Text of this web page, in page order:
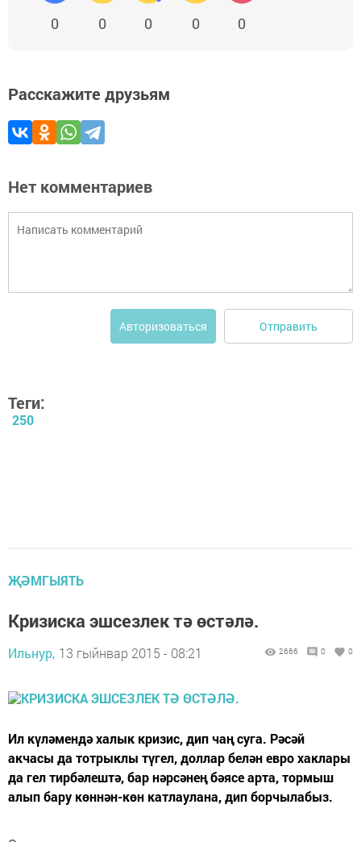
0 0 0 0 0
Расскажите друзьям
Нет комментариев
Авторизоваться Отправить
Теги:
250
ҖӘМГЫЯТЬ
Кризиска эшсезлек тә өстәлә.
Ильнур, 13 гыйнвар 2015 - 08:21 2666 0 0
Ил күләмендә халык кризис, дип чаң суга. Рәсәй
акчасы да тотрыклы түгел, доллар белән евро хаклары
да гел тирбәлештә, бар нәрсәнең бәясе арта, тормыш
алып бару көннән-көн катлаулана, дип борчылабыз.